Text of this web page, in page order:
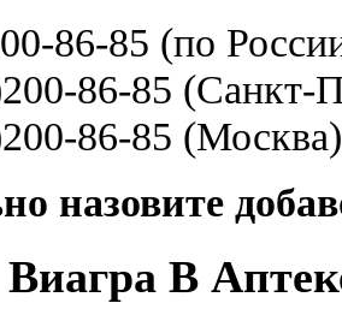
86-85 (по
86-85 (Санкт-
86-85 (Москва)
назовите
В